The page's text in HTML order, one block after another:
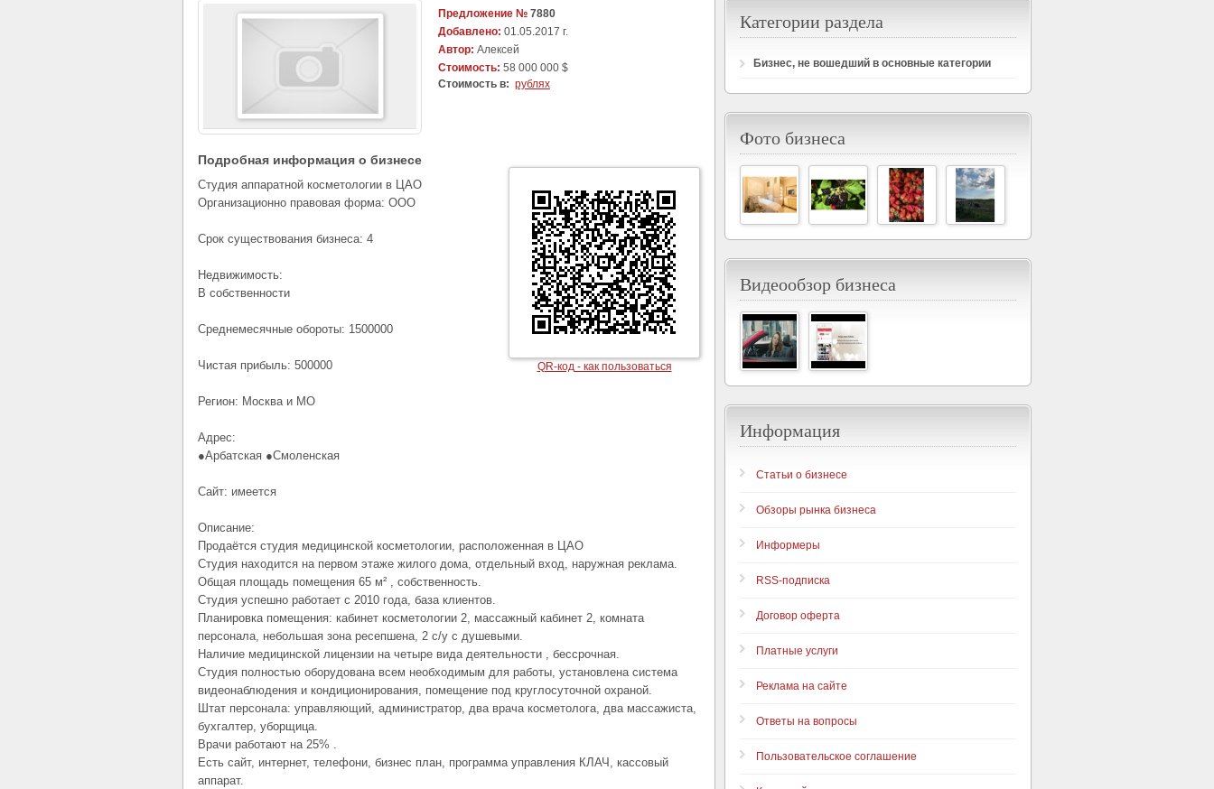
Предложение № 7880
Добавлено: 01.05.2017 г.
Автор: Алексей
Стоимость: 58 000 000 $
Стоимость в: рублях
Подробная информация о бизнесе
QR-код - как пользоваться
Студия аппаратной косметологии в ЦАО
Организационно правовая форма: ООО
Срок существования бизнеса: 4
Недвижимость:
В собственности
Среднемесячные обороты: 1500000
Чистая прибыль: 500000
Регион: Москва и МО
Адрес:
●Арбатская ●Смоленская
Сайт: имеется
Описание:
Продаётся студия медицинской косметологии, расположенная в ЦАО
Студия находится на первом этаже жилого дома, отдельный вход, наружная реклама.
Общая площадь помещения 65 м² , собственность.
Студия успешно работает с 2010 года, база клиентов.
Планировка помещения: кабинет косметологии 2, массажный кабинет 2, комната
персонала, небольшая зона ресепшена, 2 с/у с душевыми.
Наличие медицинской лицензии на четыре вида деятельности , бессрочная.
Студия полностью оборудована всем необходимым для работы, установлена система
видеонаблюдения и кондиционирования, помещение под круглосуточной охраной.
Штат персонала: управляющий, администратор, два врача косметолога, два массажиста,
бухгалтер, уборщица.
Врачи работают на 25% .
Есть сайт, интернет, телефони, бизнес план, программа управления КЛАЧ, кассовый
аппарат.
Категории раздела
Бизнес, не вошедший в основные категории
Фото бизнеса
Видеообзор бизнеса
Информация
Статьи о бизнесе
Обзоры рынка бизнеса
Информеры
RSS-подписка
Договор оферта
Платные услуги
Реклама на сайте
Ответы на вопросы
Пользовательское соглашение